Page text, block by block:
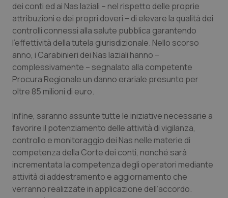
Lazio
Liguria
Lombardia
Marche
Molise
Piemonte
Provincia Autonoma di Bolzano
Provincia Autonoma di Trento
Diabete & glucometri
Disturbi dell’umore
Dolore
Donna & Salute
Epatiti
HIV
Infezioni & Febbre
Ipertensione & Scompenso
dei conti ed ai Nas laziali – nel rispetto delle proprie
attribuzioni e dei propri doveri – di elevare la qualità dei
controlli connessi alla salute pubblica garantendo
l’effettività della tutela giurisdizionale. Nello scorso
anno, i Carabinieri dei Nas laziali hanno –
complessivamente – segnalato alla competente
Procura Regionale un danno erariale presunto per
oltre 85 milioni di euro.
Infine, saranno assunte tutte le iniziative necessarie a
favorire il potenziamento delle attività di vigilanza,
controllo e monitoraggio dei Nas nelle materie di
competenza della Corte dei conti, nonché sarà
incrementata la competenza degli operatori mediante
attività di addestramento e aggiornamento che
verranno realizzate in applicazione dell’accordo.